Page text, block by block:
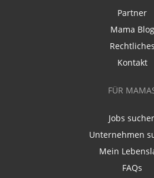
Partner
Mama Blog
Rechtliches
Kontakt
FÜR
Jobs
Unternehmen
Mein
FAQs